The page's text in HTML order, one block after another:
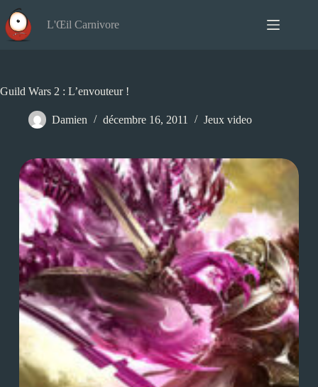
au
contenu
L'Œil Carnivore
Guild Wars 2 : L’envouteur !
Damien décembre 16, 2011 Jeux video